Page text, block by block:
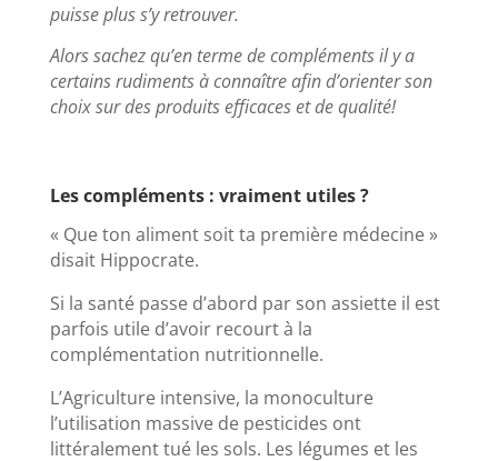
puisse plus s’y retrouver.
Alors sachez qu’en terme de compléments il y a
certains rudiments à connaître afin d’orienter son
choix sur des produits efficaces et de qualité!
Les compléments : vraiment utiles ?
« Que ton aliment soit ta première médecine »
disait Hippocrate.
Si la santé passe d’abord par son assiette il est
parfois utile d’avoir recourt à la
complémentation nutritionnelle.
L’Agriculture intensive, la monoculture
l’utilisation massive de pesticides ont
littéralement tué les sols. Les légumes et les